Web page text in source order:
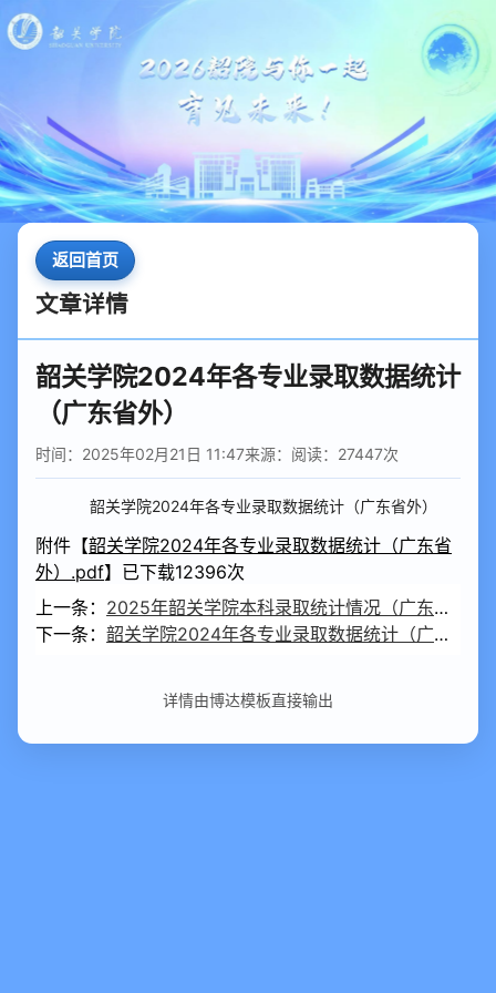
返回首页
文章详情
韶关学院2024年各专业录取数据统计
（广东省外）
时间：2025年02月21日 11:47来源： 阅读： 27447次
韶关学院2024年各专业录取数据统计（广东省外）
附件【韶关学院2024年各专业录取数据统计（广东省
外）.pdf】已下载12396次
上一条： 2025年韶关学院本科录取统计情况（广东省外）
下一条： 韶关学院2024年各专业录取数据统计（广东省内）
详情由博达模板直接输出